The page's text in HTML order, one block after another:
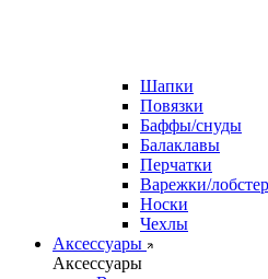
Шапки
Повязки
Баффы/снуды
Балаклавы
Перчатки
Варежки/
Носки
Чехлы
Аксессуары
Аксессуары